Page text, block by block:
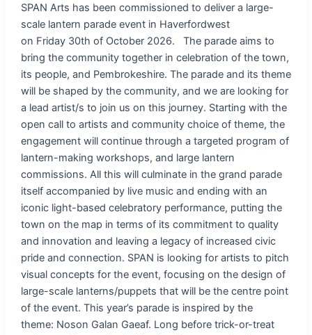
SPAN Arts has been commissioned to deliver a large-
scale lantern parade event in Haverfordwest
on Friday 30th of October 2026. The parade aims to
bring the community together in celebration of the town,
its people, and Pembrokeshire. The parade and its theme
will be shaped by the community, and we are looking for
a lead artist/s to join us on this journey. Starting with the
open call to artists and community choice of theme, the
engagement will continue through a targeted program of
lantern-making workshops, and large lantern
commissions. All this will culminate in the grand parade
itself accompanied by live music and ending with an
iconic light-based celebratory performance, putting the
town on the map in terms of its commitment to quality
and innovation and leaving a legacy of increased civic
pride and connection. SPAN is looking for artists to pitch
visual concepts for the event, focusing on the design of
large-scale lanterns/puppets that will be the centre point
of the event. This year’s parade is inspired by the
theme: Noson Galan Gaeaf. Long before trick-or-treat